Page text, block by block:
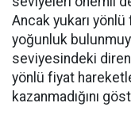
Ancak yukarı
yoğunluk
seviyesindeki
yönlü fiyat
kazanmadığını